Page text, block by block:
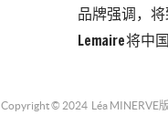
品牌强调，
Lemaire将中
Copyright © 2024 Léa MINERVE